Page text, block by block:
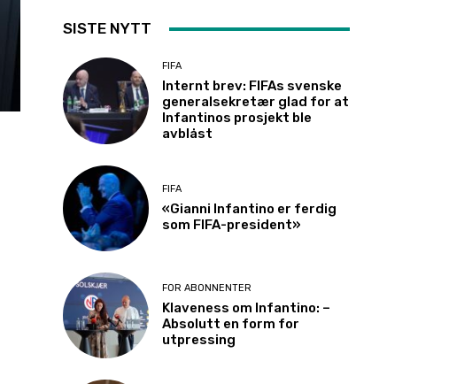
SISTE NYTT
FIFA
Internt brev: FIFAs svenske
generalsekretær glad for at
Infantinos prosjekt ble
avblåst
FIFA
«Gianni Infantino er ferdig
som FIFA-president»
FOR ABONNENTER
Klaveness om Infantino: –
Absolutt en form for
utpressing